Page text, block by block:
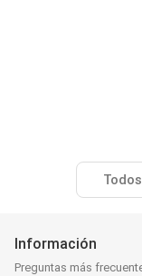
Información
Preguntas más